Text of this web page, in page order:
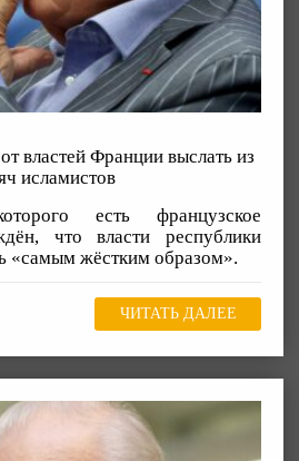
властей Франции выслать из
исламистов
есть французское
что власти республики
«самым жёстким образом».
ЧИТАТЬ ДАЛЕЕ